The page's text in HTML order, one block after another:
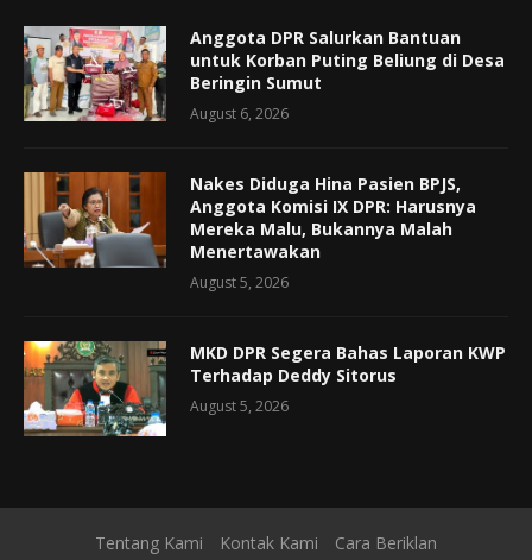
Anggota DPR Salurkan Bantuan
untuk Korban Puting Beliung di Desa
Beringin Sumut
August 6, 2026
Nakes Diduga Hina Pasien BPJS,
Anggota Komisi IX DPR: Harusnya
Mereka Malu, Bukannya Malah
Menertawakan
August 5, 2026
MKD DPR Segera Bahas Laporan KWP
Terhadap Deddy Sitorus
August 5, 2026
Tentang Kami Kontak Kami Cara Beriklan